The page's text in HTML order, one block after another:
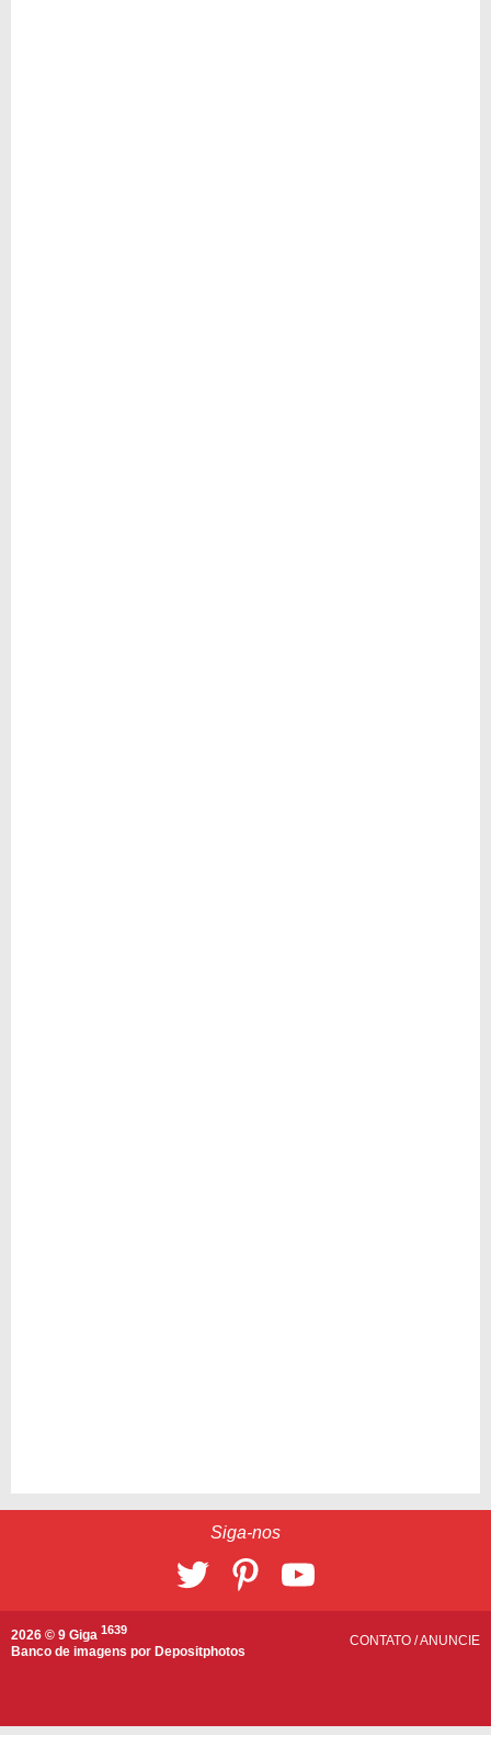
Siga-nos
2026 © 9 Giga 1639
Banco de imagens por Depositphotos
CONTATO /ANUNCIE